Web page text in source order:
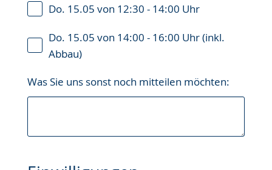
Do. 15.05 von 12:30 - 14:00 Uhr
Do. 15.05 von 14:00 - 16:00 Uhr (inkl.
Abbau)
Was Sie uns sonst noch mitteilen möchten: